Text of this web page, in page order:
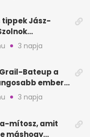
Jász-
kihagyhatatlan
3 napja
Bateup a
embere
3 napja
mítosz, amit
máshogy